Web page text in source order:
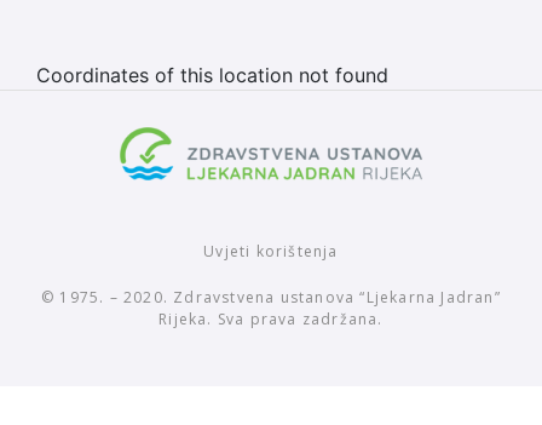
Coordinates of this location not found
Uvjeti korištenja
© 1975. – 2020. Zdravstvena ustanova “Ljekarna Jadran”
Rijeka. Sva prava zadržana.